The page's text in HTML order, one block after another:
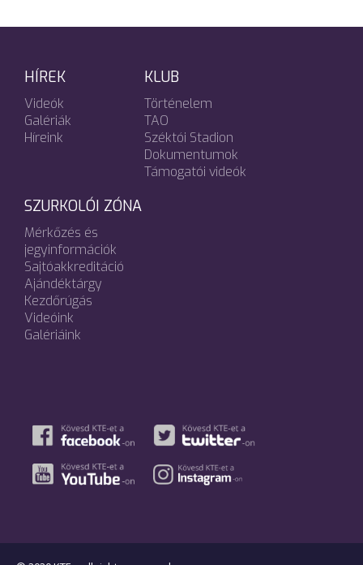
HÍREK
Videók
Galériák
Híreink
KLUB
Történelem
TAO
Széktói Stadion
Dokumentumok
Támogatói videók
SZURKOLÓI ZÓNA
Mérkőzés és
jegyinformációk
Sajtóakkreditáció
Ajándéktárgy
Kezdőrúgás
Videóink
Galériáink